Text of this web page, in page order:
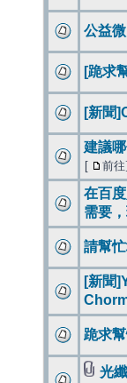
公益
[跪求
[新聞
建議
[ 前
在百
需要
請幫
[新聞
跪求
光